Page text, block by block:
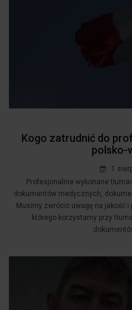
Kogo zatrudnić do
polsko-
1
Profesjonalnie wykonane
dokumentów medycznych,
Musimy zwrócić uwagę na jakość
którego korzystamy przy